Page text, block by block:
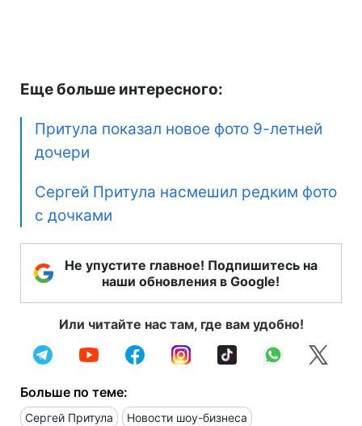
Еще больше интересного:
Притула показал новое фото 9-летней
дочери
Сергей Притула насмешил редким фото
с дочками
Не упустите главное! Подпишитесь на
наши обновления в Google!
Или читайте нас там, где вам удобно!
Больше по теме:
Сергей Притула Новости шоу-бизнеса